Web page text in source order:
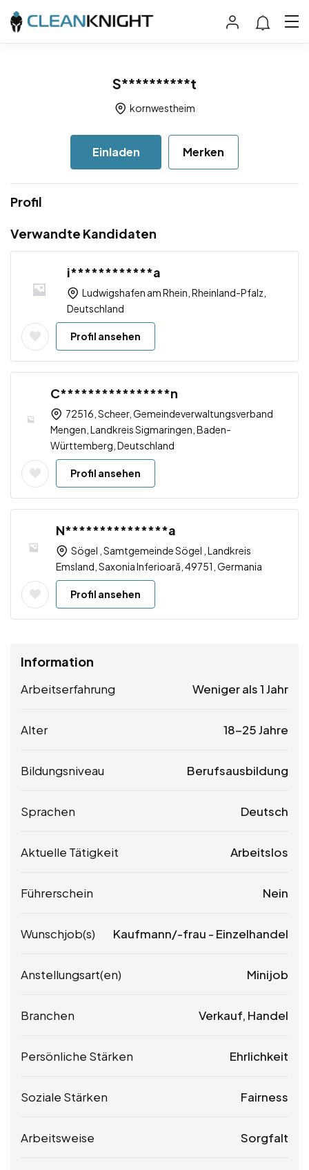
S**********t
kornwestheim
Einladen Merken
Profil
Verwandte Kandidaten
i************a
Ludwigshafen am Rhein, Rheinland-Pfalz,
Deutschland
Profil ansehen
C****************n
72516, Scheer, Gemeindeverwaltungsverband
Mengen, Landkreis Sigmaringen, Baden-
Württemberg, Deutschland
Profil ansehen
N***************a
Sögel , Samtgemeinde Sögel , Landkreis
Emsland, Saxonia Inferioară, 49751, Germania
Profil ansehen
Information
Arbeitserfahrung Weniger als 1 Jahr
Alter 18-25 Jahre
Bildungsniveau Berufsausbildung
Sprachen Deutsch
Aktuelle Tätigkeit Arbeitslos
Führerschein Nein
Wunschjob(s) Kaufmann/-frau - Einzelhandel
Anstellungsart(en) Minijob
Branchen Verkauf, Handel
Persönliche Stärken Ehrlichkeit
Soziale Stärken Fairness
Arbeitsweise Sorgfalt